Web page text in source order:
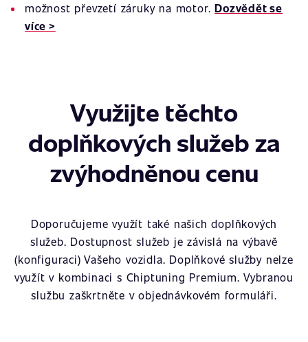
možnost převzetí záruky na motor.Dozvědět se
více >
Využijte těchto
doplňkových služeb za
zvýhodněnou cenu
Doporučujeme využít také našich doplňkových
služeb. Dostupnost služeb je závislá na výbavě
(konfiguraci) Vašeho vozidla. Doplňkové služby nelze
využít v kombinaci s Chiptuning Premium. Vybranou
službu zaškrtněte v objednávkovém formuláři.